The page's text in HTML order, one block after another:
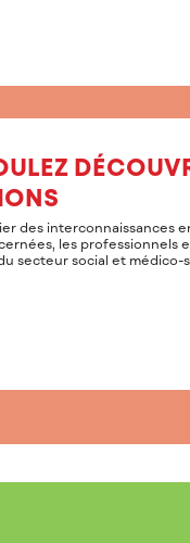
des interconnaissances
les professionnels
secteur social et médico-